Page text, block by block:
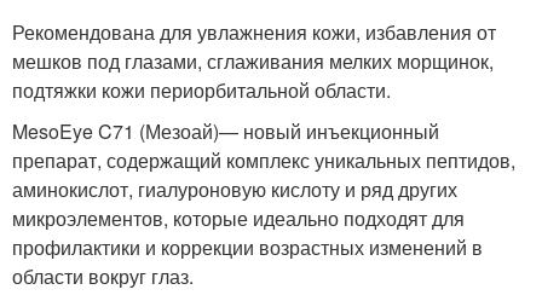
Рекомендована для увлажнения кожи, избавления от
мешков под глазами, сглаживания мелких морщинок,
подтяжки кожи периорбитальной области.
MesoEye C71 (Мезоай)— новый инъекционный
препарат, содержащий комплекс уникальных пептидов,
аминокислот, гиалуроновую кислоту и ряд других
микроэлементов, которые идеально подходят для
профилактики и коррекции возрастных изменений в
области вокруг глаз.